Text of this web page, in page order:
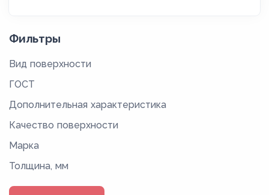
Фильтры
Вид поверхности
ГОСТ
Дополнительная характеристика
Качество поверхности
Марка
Толщина, мм